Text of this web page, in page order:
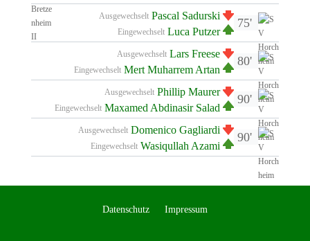
75'
Ausgewechselt Pascal Sadurski
Eingewechselt Luca Putzer
80'
Ausgewechselt Lars Freese
Eingewechselt Mert Muharrem Artan
90'
Ausgewechselt Phillip Maurer
Eingewechselt Maxamed Abdinasir Salad
90'
Ausgewechselt Domenico Gagliardi
Eingewechselt Wasiqullah Azami
Datenschutz Impressum